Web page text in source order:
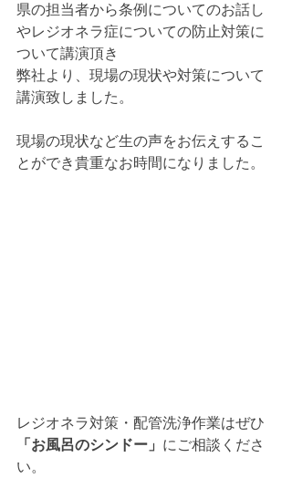
県の担当者から条例についてのお話し
やレジオネラ症についての防止対策に
ついて講演頂き
弊社より、現場の現状や対策について
講演致しました。
現場の現状など生の声をお伝えするこ
とができ貴重なお時間になりました。
レジオネラ対策・配管洗浄作業はぜひ
「お風呂のシンドー」 にご相談くださ
い。